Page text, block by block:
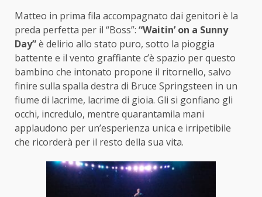
Matteo in prima fila accompagnato dai genitori è la
preda perfetta per il “Boss”: “Waitin’ on a Sunny
Day”è delirio allo stato puro, sotto la pioggia
battente e il vento graffiante c’è spazio per questo
bambino che intonato propone il ritornello, salvo
finire sulla spalla destra di Bruce Springsteen in un
fiume di lacrime, lacrime di gioia. Gli si gonfiano gli
occhi, incredulo, mentre quarantamila mani
applaudono per un’esperienza unica e irripetibile
che ricorderà per il resto della sua vita.